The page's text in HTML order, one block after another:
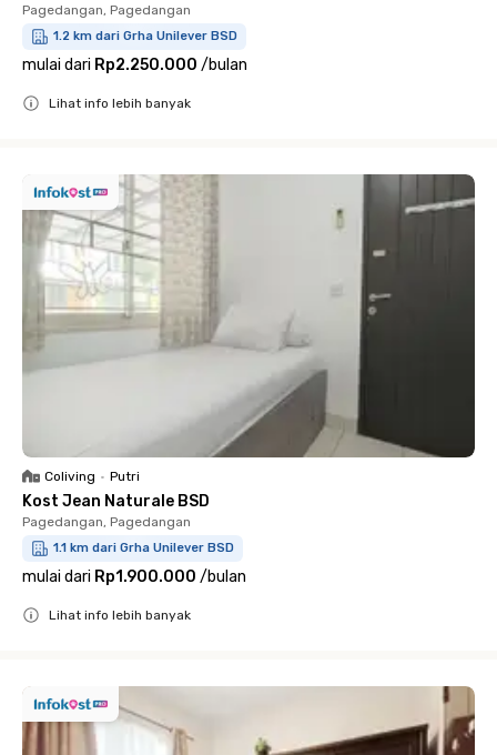
Pagedangan, Pagedangan
1.2 km dari Grha Unilever BSD
mulai dari Rp2.250.000 /bulan
Lihat info lebih banyak
Coliving • Putri
Kost Jean Naturale BSD
Pagedangan, Pagedangan
1.1 km dari Grha Unilever BSD
mulai dari Rp1.900.000 /bulan
Lihat info lebih banyak